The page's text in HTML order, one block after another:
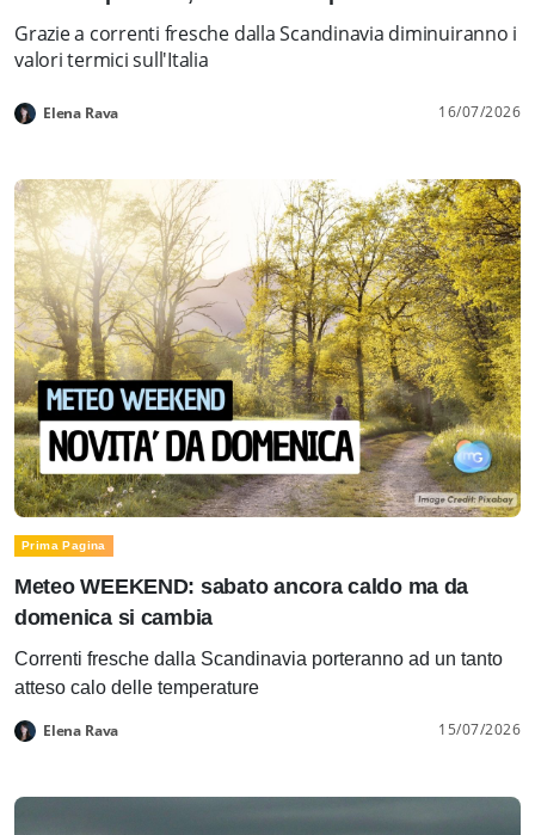
Grazie a correnti fresche dalla Scandinavia diminuiranno i
valori termici sull'Italia
Elena Rava 16/07/2026
Prima Pagina
Meteo WEEKEND: sabato ancora caldo ma da
domenica si cambia
Correnti fresche dalla Scandinavia porteranno ad un tanto
atteso calo delle temperature
Elena Rava 15/07/2026